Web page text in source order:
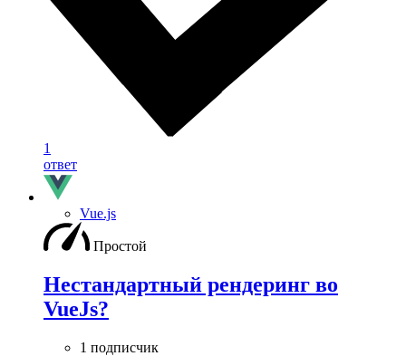
1
ответ
Vue.js
Простой
Нестандартный рендеринг во
VueJs?
1 подписчик